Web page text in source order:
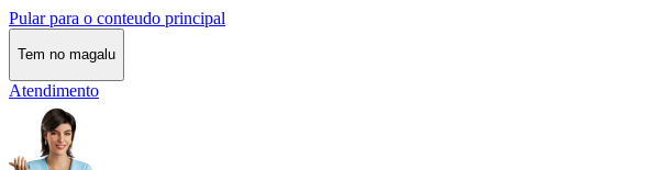
Pular para o conteudo principal
Tem no magalu
Atendimento